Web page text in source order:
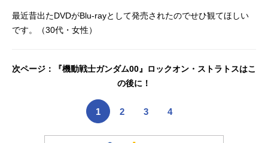
最近昔出たDVDがBlu-rayとして発売されたのでせひ観てほしい
です。（30代・女性）
次ページ：『機動戦士ガンダム00』ロックオン・ストラトスはこ
の後に！
1 2 3 4